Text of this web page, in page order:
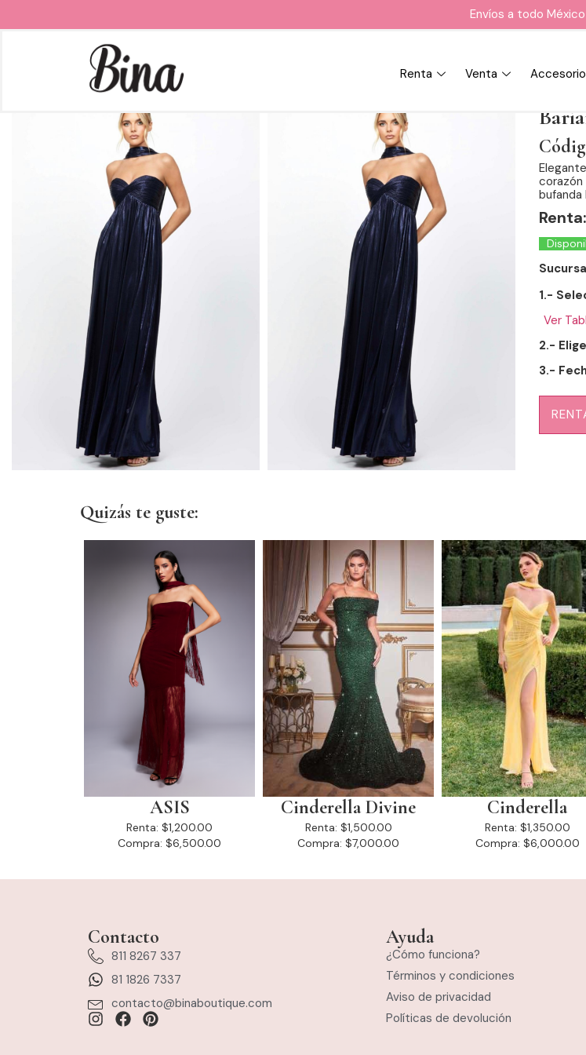
Envíos a todo México
Renta Venta
corazón
Renta:
1.-
Ver
2.-
3.-
Quizás te guste:
ASIS
Renta: $1,200.00
Compra: $6,500.00
Cinderella Divine
Renta: $1,500.00
Compra: $7,000.00
Cinderella
Renta: $1,350.00
Compra: $6,000.00
Contacto
811 8267 337
81 1826 7337
contacto@binaboutique.com
Ayuda
¿Cómo funciona?
Términos y condiciones
Aviso de privacidad
Políticas de devolución